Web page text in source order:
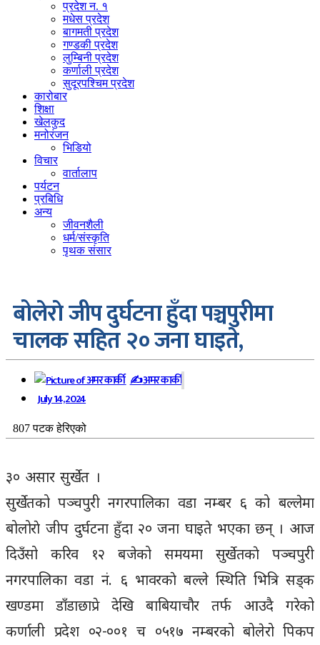
प्रदेश न. १
मधेस प्रदेश
बागमती प्रदेश
गण्डकी प्रदेश
लुम्बिनी प्रदेश
कर्णाली प्रदेश
सुदूरपश्चिम प्रदेश
कारोबार
शिक्षा
खेलकुद
मनोरंजन
भिडियो
विचार
वार्तालाप
पर्यटन
प्रबिधि
अन्य
जीवनशैली
धर्म/संस्कृति
पृथक संसार
बोलेराे जीप दुर्घटना हुँदा पञ्चपुरीमा
चालक सहित २० जना घाइते,
✍अमर कार्की
July 14, 2024
807 पटक हेरिएको
३० असार सुर्खेत ।
सुर्खेतको पञ्चपुरी नगरपालिका वडा नम्बर ६ को बल्लेमा
बोलोराे जीप दुर्घटना हुँदा २० जना घाइते भएका छन् । आज
दिउँसो करिव १२ बजेको समयमा सुर्खेतकाे पञ्चपुरी
नगरपालिका वडा नं. ६ भावरकाे बल्ले स्थिति भित्रि सड्क
खण्डमा डाँडाछाप्रे देखि बाबियाचौर तर्फ आउदै गरेको
कर्णाली प्रदेश ०२-००१ च ०५१७ नम्बरको बोलेरो पिकप